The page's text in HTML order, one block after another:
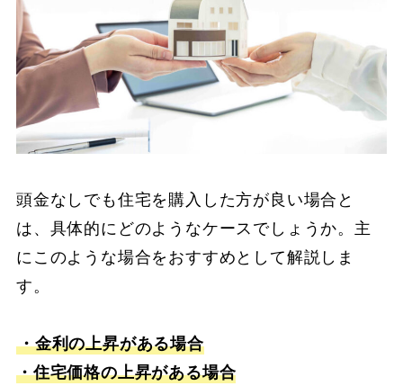
頭金なしでも住宅を購入した方が良い場合と
は、具体的にどのようなケースでしょうか。主
にこのような場合をおすすめとして解説しま
す。
・金利の上昇がある場合
・住宅価格の上昇がある場合